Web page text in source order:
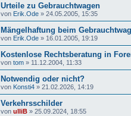
Urteile zu Gebrauchtwagen
von Erik.Ode » 24.05.2005, 15:35
Mängelhaftung beim
von Erik.Ode » 16.01.2005, 19:19
Kostenlose Rechtsberatung in
von tom » 11.12.2004, 11:33
Notwendig oder nicht?
von Konsti4 » 21.02.2026, 14:19
Verkehrsschilder
von ulliB » 25.09.2024, 18:55